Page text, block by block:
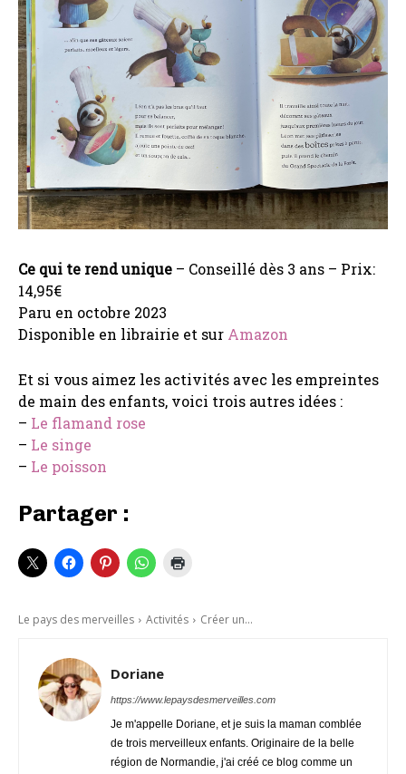
Ce qui te rend unique – Conseillé dès 3 ans – Prix:
14,95€
Paru en octobre 2023
Disponible en librairie et sur Amazon
Et si vous aimez les activités avec les empreintes
de main des enfants, voici trois autres idées :
– Le flamand rose
– Le singe
– Le poisson
Partager :
Le pays des merveilles Activités Créer un...
Doriane
https://www.lepaysdesmerveilles.com
Je m'appelle Doriane, et je suis la maman comblée
de trois merveilleux enfants. Originaire de la belle
région de Normandie, j'ai créé ce blog comme un